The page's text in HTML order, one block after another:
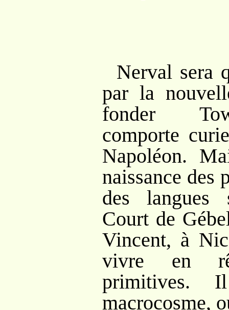
Nerval sera
par la
fonder
comporte
Napoléon.
naissance des
des langues
Court de
Vincent, à
vivre en
primitives.
macrocosme,